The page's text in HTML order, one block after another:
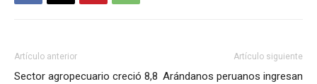
Artículo anterior
Sector agropecuario creció 8,8
Artículo siguiente
Arándanos peruanos ingresan